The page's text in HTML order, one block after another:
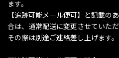
ます。
【追跡可能メール便可】と記載の
合は、通常配送に変更させていただ
その際は別途ご連絡差し上げます。